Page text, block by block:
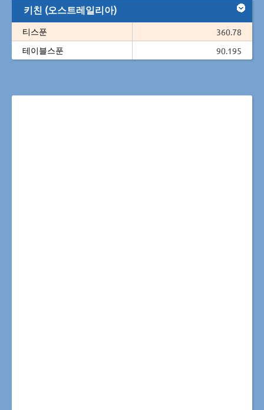
키친 (오스트레일리아)
티스푼
360.78
테이블스푼
90.195